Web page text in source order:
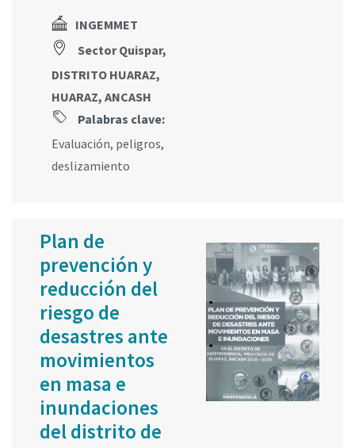
INGEMMET
Sector Quispar,
DISTRITO HUARAZ,
HUARAZ, ANCASH
Palabras clave:
Evaluación, peligros,
deslizamiento
Plan de
prevención y
reducción del
riesgo de
desastres ante
movimientos
en masa e
inundaciones
del distrito de